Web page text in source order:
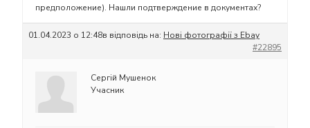
предположение). Нашли подтверждение в документах?
01.04.2023 о 12:48в відповідь на: Нові фотографії з Ebay
#22895
Сергій Мушенок
Учасник